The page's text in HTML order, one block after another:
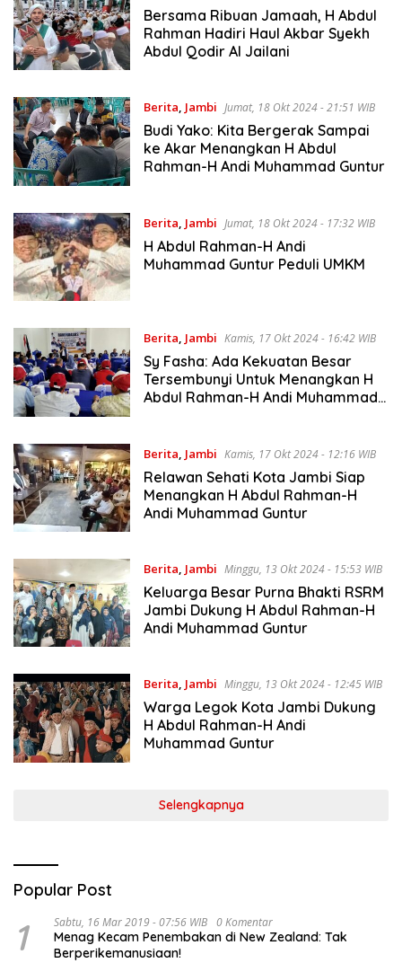
Bersama Ribuan Jamaah, H Abdul
Rahman Hadiri Haul Akbar Syekh
Abdul Qodir Al Jailani
Berita, Jambi Jumat, 18 Okt 2024 - 21:51 WIB
Budi Yako: Kita Bergerak Sampai
ke Akar Menangkan H Abdul
Rahman-H Andi Muhammad Guntur
Berita Jambi Jumat, 18 Okt 2024 - 17:32 WIB
H Abdul Rahman-H Andi
Muhammad Guntur Peduli UMKM
Berita, Jambi Kamis, 17 Okt 2024 - 16:42 WIB
Sy Fasha: Ada Kekuatan Besar
Tersembunyi Untuk Menangkan H
Abdul Rahman-H Andi Muhammad
Berita Jambi Kamis, 17 Okt 2024 - 12:16 WIB
Relawan Sehati Kota Jambi Siap
Menangkan H Abdul Rahman-H
Andi Muhammad Guntur
Berita, Jambi Minggu, 13 Okt 2024 - 15:53 WIB
Keluarga Besar Purna Bhakti RSRM
Jambi Dukung H Abdul Rahman-H
Andi Muhammad Guntur
Berita, Jambi Minggu, 13 Okt 2024 - 12:45 WIB
Warga Legok Kota Jambi Dukung
H Abdul Rahman-H Andi
Muhammad Guntur
Selengkapnya
Popular Post
1 Sabtu, 16 Mar 2019 - 07:56 WIB 0 Komentar
Menag Kecam Penembakan di New Zealand: Tak
Berperikemanusiaan!